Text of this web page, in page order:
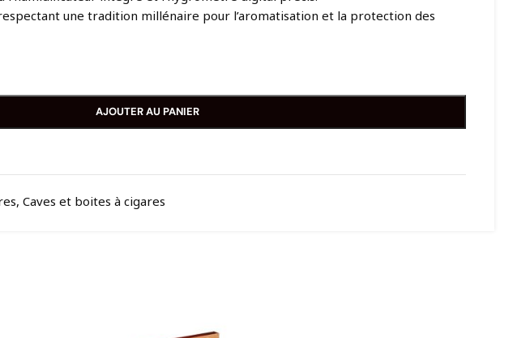
une tradition millénaire pour l’aromatisation et la protection des
AJOUTER AU PANIER
, Caves et boites à cigares